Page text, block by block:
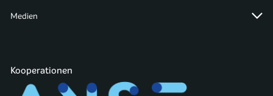
Medien
Kooperationen